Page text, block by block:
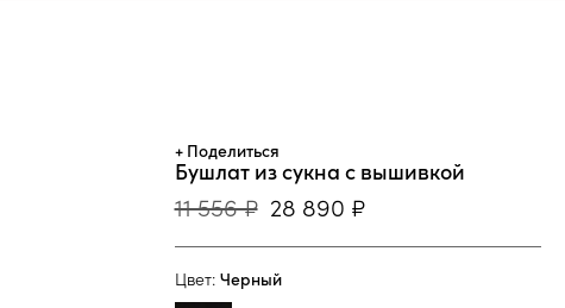
+ Поделиться
Бушлат из сукна с вышивкой
11 556 ₽ 28 890 ₽
Цвет: Черный